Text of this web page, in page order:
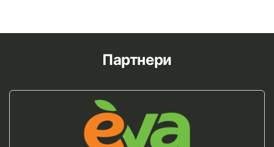
Партнери